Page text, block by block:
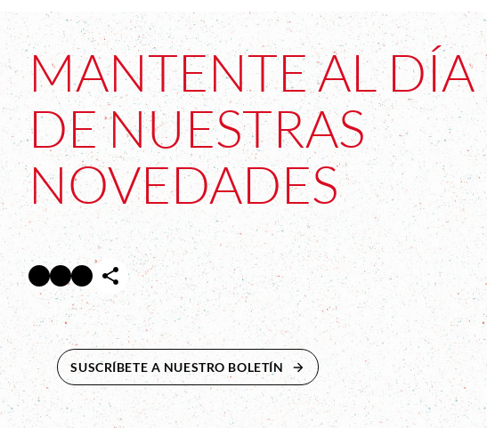
MANTENTE AL DÍA
DE NUESTRAS
NOVEDADES
Facebook Abre en nueva ventana
Twitter Abre en nueva ventana
InstagramAbre en nueva ventana
SUSCRÍBETE A NUESTRO BOLETÍN ABRE EN NUEVA VENTANA